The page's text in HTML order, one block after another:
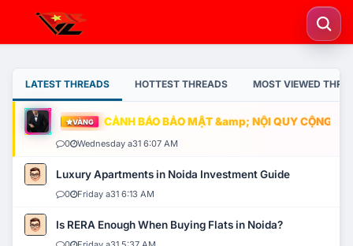
LATEST THREADS HOTTEST THREADS MOST VIEWED
VÀNG CẢNH BÁO BẢO MẬT &amp; NỘI QUY CỘNG
0 Wednesday a31 6:07 AM
Luxury Apartments in Noida Investment Guide
0 Friday a31 6:13 AM
Is RERA Enough When Buying Flats in Noida?